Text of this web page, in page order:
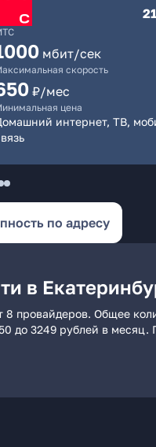
мбит/сек
скорость
₽/мес
цена
интернет, ТВ,
по адресу
в
провайдеров. Общее
до 3249 рублей в